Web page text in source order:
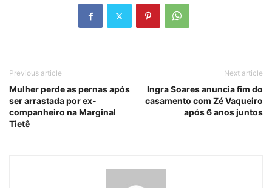
Previous article
Mulher perde as pernas após
ser arrastada por ex-
companheiro na Marginal
Tietê
Next article
Ingra Soares anuncia fim do
casamento com Zé Vaqueiro
após 6 anos juntos